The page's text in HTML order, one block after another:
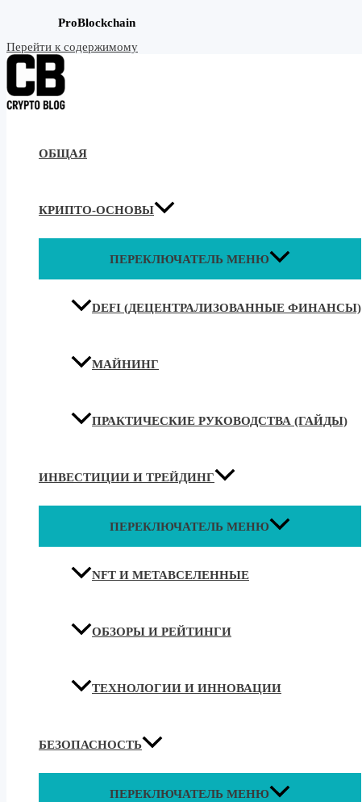
ProBlockchain
Перейти к содержимому
ОБЩАЯ
КРИПТО-ОСНОВЫ
ПЕРЕКЛЮЧАТЕЛЬ МЕНЮ
DEFI (ДЕЦЕНТРАЛИЗОВАННЫЕ ФИНАНСЫ)
МАЙНИНГ
ПРАКТИЧЕСКИЕ РУКОВОДСТВА (ГАЙДЫ)
ИНВЕСТИЦИИ И ТРЕЙДИНГ
ПЕРЕКЛЮЧАТЕЛЬ МЕНЮ
NFT И МЕТАВСЕЛЕННЫЕ
ОБЗОРЫ И РЕЙТИНГИ
ТЕХНОЛОГИИ И ИННОВАЦИИ
БЕЗОПАСНОСТЬ
ПЕРЕКЛЮЧАТЕЛЬ МЕНЮ